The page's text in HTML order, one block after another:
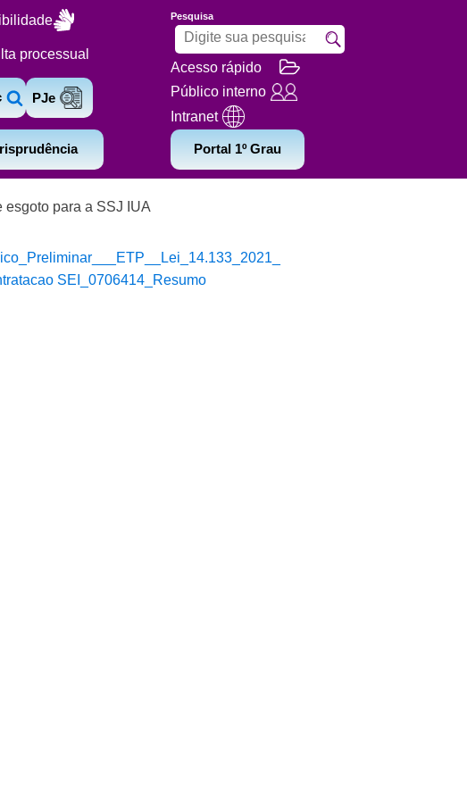
processual
PJe
Pesquisa
Acesso rápido
Público interno
Intranet
Portal 1º Grau
esgoto para a SSJ IUA
SEI_0706414_Resumo